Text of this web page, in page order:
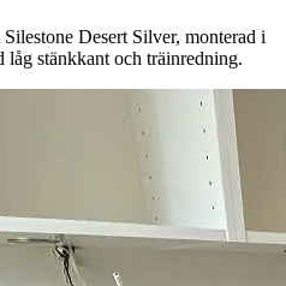
Desert Silver, monterad i
stänkkant och träinredning.